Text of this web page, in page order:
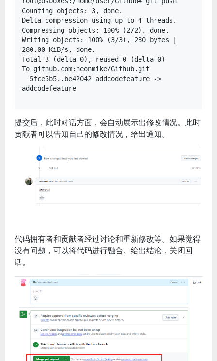
Counting objects: 3, done.
Delta compression using up to 4 threads.
Compressing objects: 100% (2/2), done.
Writing objects: 100% (3/3), 280 bytes |
280.00 KiB/s, done.
Total 3 (delta 0), reused 0 (delta 0)
To github.com:neonmike/Github.git
5fce5b5..be42042 addcodefeature ->
addcodefeature
提交后，此时对话方面，会自动展示出修改情况。此时
贡献者可以告知自己的修改情况，给出通知。
代码拥有者和贡献者经过讨论和重新修改等。如果觉得
没有问题，可以将代码进行融合。给出结论，关闭回
话。